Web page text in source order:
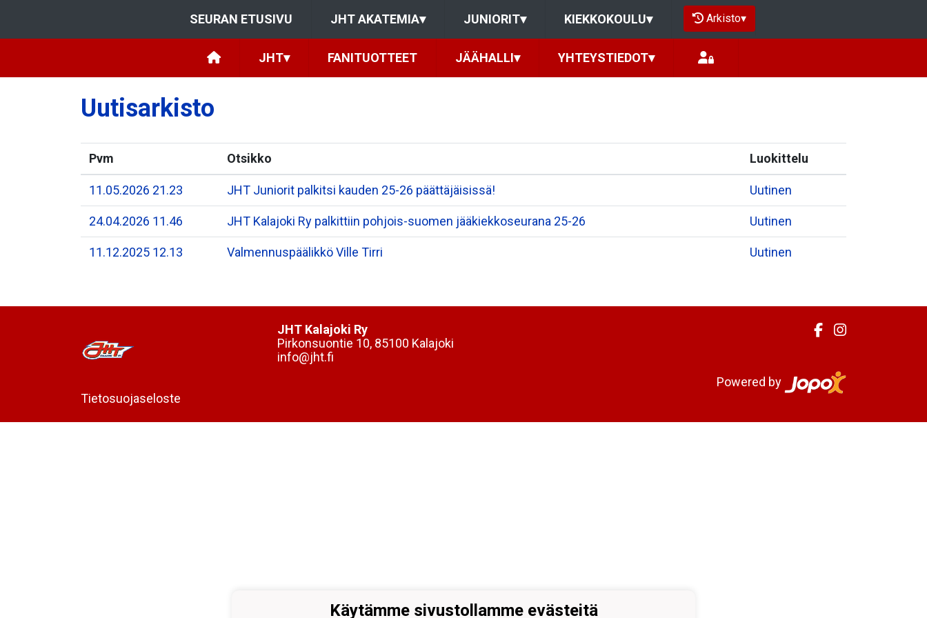
SEURAN ETUSIVU JHT AKATEMIA▾ JUNIORIT▾ KIEKKOKOULU▾ Arkisto▾
JHT▾ FANITUOTTEET JÄÄHALLI▾ YHTEYSTIEDOT▾
Uutisarkisto
Pvm Otsikko Luokittelu
11.05.2026 21.23 JHT Juniorit palkitsi kauden 25-26 päättäjäisissä! Uutinen
24.04.2026 11.46 JHT Kalajoki Ry palkittiin pohjois-suomen jääkiekkoseurana 25-26 Uutinen
11.12.2025 12.13 Valmennuspäälikkö Ville Tirri Uutinen
Tietosuojaseloste
JHT Kalajoki Ry
Pirkonsuontie 10, 85100 Kalajoki
info@jht.fi
Powered by
Käytämme sivustollamme evästeitä